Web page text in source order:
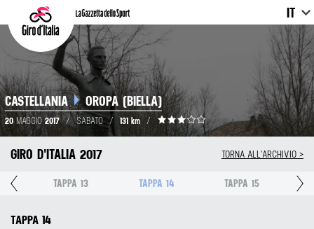
IT
CASTELLANIA OROPA (BIELLA)
20MAGGIO2017 / SABATO / 131 km /
GIRO D'ITALIA 2017 TORNA ALL'ARCHIVIO >
TAPPA 13 TAPPA 14 TAPPA 15
TAPPA 14